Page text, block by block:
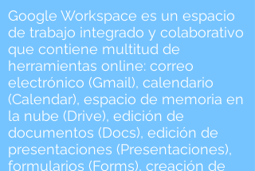
Google Workspace es un espacio
de trabajo integrado y colaborativo
que contiene multitud de
herramientas online: correo
electrónico (Gmail), calendario
(Calendar), espacio de memoria en
la nube (Drive), edición de
documentos (Docs), edición de
presentaciones (Presentaciones),
formularios (Forms), creación de